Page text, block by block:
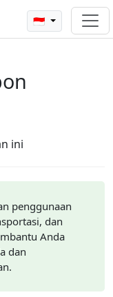
🇮🇩
ini
penggunaan
dan
Anda
dan